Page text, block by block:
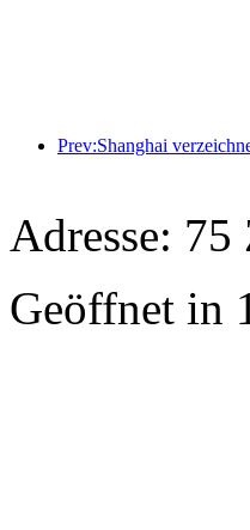
Adresse:
Geöffnet in